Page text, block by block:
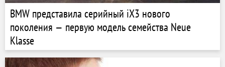
BMW представила серийный iX3 нового
поколения — первую модель семейства Neue
Klasse